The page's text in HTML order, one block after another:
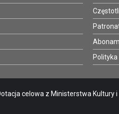
celowa z Ministerstwa Kultury